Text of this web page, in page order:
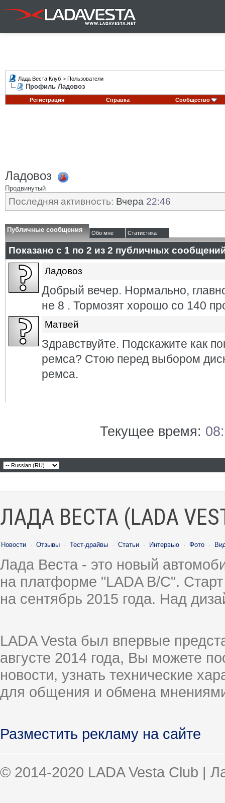
Лада Веста Клуб > Пользователи
Профиль Ладовоз
Регистрация Справка Сообщество
Ладовоз
Продвинутый
Последняя активность: Вчера 22:46
Публичные сообщения Обо мне Статистика
Показано с 1 по 2 из 2 публичных
Ладовоз
Добрый вечер. Нормально,
не 8 . Тормозят хорошо со 140
Матвей
Здравствуйте. Подскажите как
ремса? Стою перед выбором
ремса.
Текущее время:
ЛАДА ВЕСТА (LADA
Новости · Отзывы · Тест-драйвы · Статьи · Интервью · Фото ·
Лада Веста - это новый
на платформе "LADA B/C".
на сентябрь 2015 года. Над
LADA Vesta был впервые
августе 2014 года, Вы можете
новости, узнать технические
для общения и обмена
Разместить рекламу на сайте
© 2014-2020 LADA Vesta Club |